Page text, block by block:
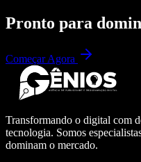
Pronto para
Começar Agora
Transformando o digital com
tecnologia. Somos
dominam o mercado.